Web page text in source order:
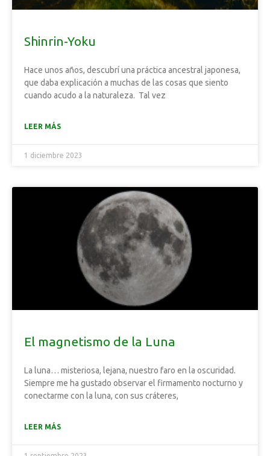
Shinrin-Yoku
Hace unos años, descubrí una práctica ancestral japonesa,
que daba explicación a muchas de las cosas que siento
cuando acudo a la naturaleza. Tal vez
LEER MÁS
1 diciembre 2023
El magnetismo de la Luna
La luna… misteriosa, lejana, nuestro faro en la oscuridad.
Siempre me ha gustado observar el firmamento nocturno y
conectarme con la luna, con sus cráteres,
LEER MÁS